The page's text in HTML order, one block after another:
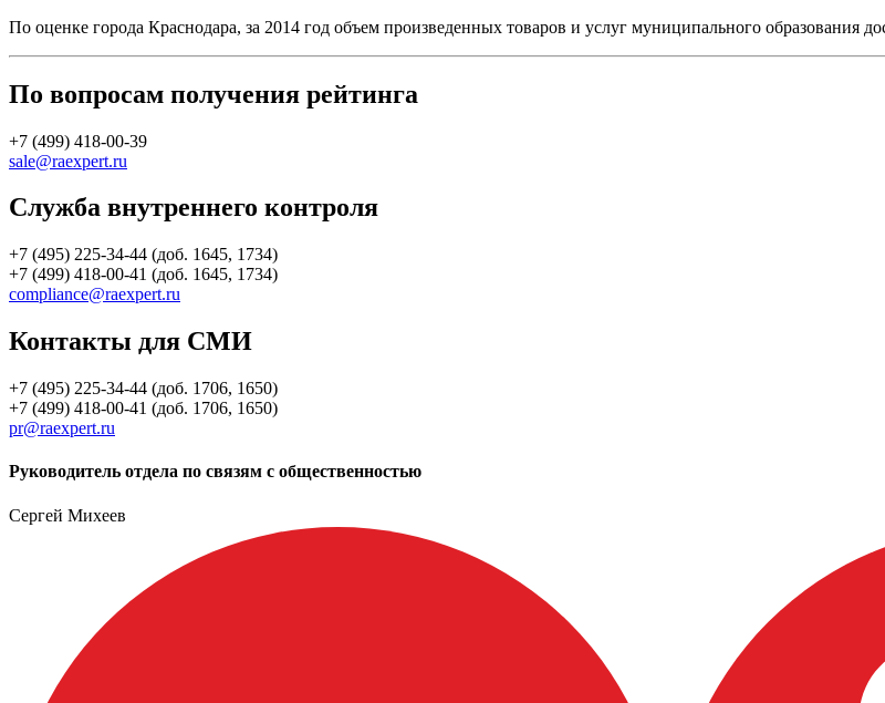
По оценке города Краснодара, за 2014 год объем произведенных товаров и услуг муниципального образования
По вопросам получения рейтинга
+7 (499) 418-00-39
sale@raexpert.ru
Служба внутреннего контроля
+7 (495) 225-34-44 (доб. 1645, 1734)
+7 (499) 418-00-41 (доб. 1645, 1734)
compliance@raexpert.ru
Контакты для СМИ
+7 (495) 225-34-44 (доб. 1706, 1650)
+7 (499) 418-00-41 (доб. 1706, 1650)
pr@raexpert.ru
Руководитель отдела по связям с общественностью
Сергей Михеев